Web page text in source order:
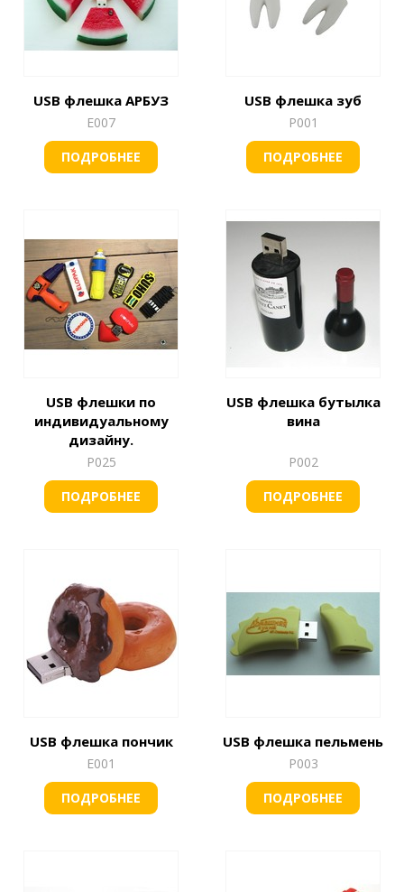
USB флешка АРБУЗ
Е007
ПОДРОБНЕЕ
USB флешка зуб
Р001
ПОДРОБНЕЕ
USB флешки по
индивидуальному
дизайну.
Р025
ПОДРОБНЕЕ
USB флешка бутылка
вина
Р002
ПОДРОБНЕЕ
USB флешка пончик
Е001
ПОДРОБНЕЕ
USB флешка пельмень
Р003
ПОДРОБНЕЕ